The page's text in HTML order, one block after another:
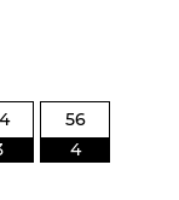
56
4